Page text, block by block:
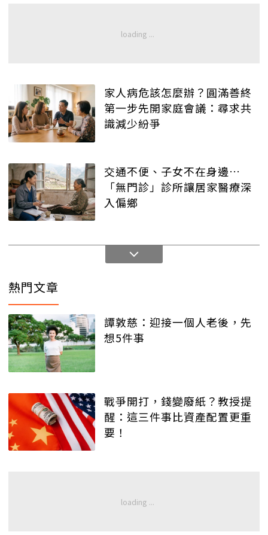
家人病危該怎麼辦？圓滿善終
第一步先開家庭會議：尋求共
識減少紛爭
交通不便、子女不在身邊…
「無門診」診所讓居家醫療深
入偏鄉
熱門文章
譚敦慈：迎接一個人老後，先
想5件事
戰爭開打，錢變廢紙？教授提
醒：這三件事比資產配置更重
要！